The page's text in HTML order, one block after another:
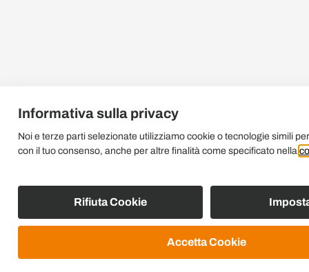
Informativa sulla privacy
Noi e terze parti selezionate utilizziamo cookie o tecnologie simili
con il tuo consenso, anche per altre finalità come specificato nella
Accetta Cookie
Rifiuta Cookie